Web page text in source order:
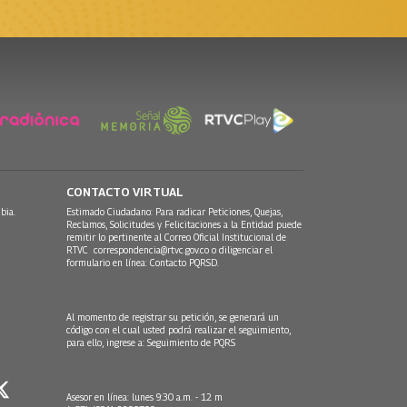
CONTACTO VIRTUAL
Estimado Ciudadano: Para radicar Peticiones, Quejas,
Reclamos, Solicitudes y Felicitaciones a la Entidad puede
remitir lo pertinente al Correo Oficial Institucional de
RTVC correspondencia@rtvc.gov.co o diligenciar el
formulario en línea: Contacto PQRSD.
Al momento de registrar su petición, se generará un
código con el cual usted podrá realizar el seguimiento,
para ello, ingrese a: Seguimiento de PQRS
Asesor en línea: lunes 9:30 a.m. - 12 m